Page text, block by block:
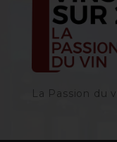
La Passion du